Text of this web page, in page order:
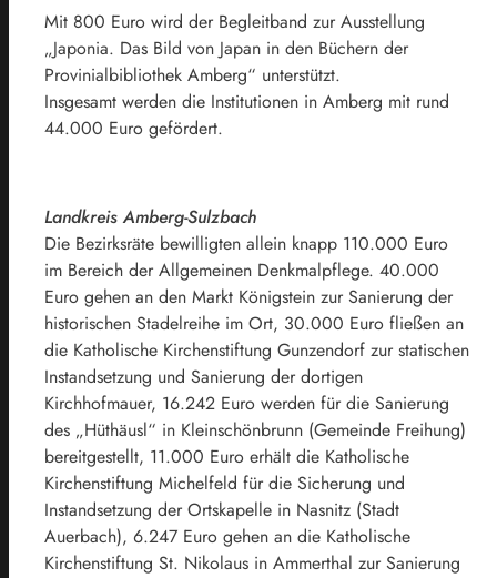
Mit 800 Euro wird der Begleitband zur Ausstellung
„Japonia. Das Bild von Japan in den Büchern der
Provinialbibliothek Amberg“ unterstützt.
Insgesamt werden die Institutionen in Amberg mit rund
44.000 Euro gefördert.
Landkreis Amberg-Sulzbach
Die Bezirksräte bewilligten allein knapp 110.000 Euro
im Bereich der Allgemeinen Denkmalpflege. 40.000
Euro gehen an den Markt Königstein zur Sanierung der
historischen Stadelreihe im Ort, 30.000 Euro fließen an
die Katholische Kirchenstiftung Gunzendorf zur statischen
Instandsetzung und Sanierung der dortigen
Kirchhofmauer, 16.242 Euro werden für die Sanierung
des „Hüthäusl“ in Kleinschönbrunn (Gemeinde Freihung)
bereitgestellt, 11.000 Euro erhält die Katholische
Kirchenstiftung Michelfeld für die Sicherung und
Instandsetzung der Ortskapelle in Nasnitz (Stadt
Auerbach), 6.247 Euro gehen an die Katholische
Kirchenstiftung St. Nikolaus in Ammerthal zur Sanierung